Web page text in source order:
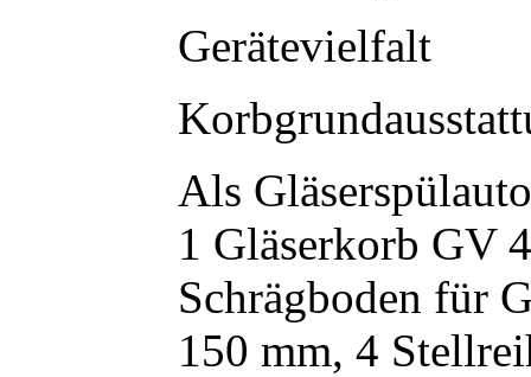
Gerätevielfalt
Als
1 Gläserkorb GV
Schrägboden für
150 mm, 4